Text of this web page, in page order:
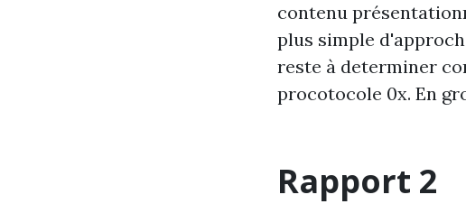
contenu
plus simple
reste à determiner
procotocole 0x. En
Rapport 2